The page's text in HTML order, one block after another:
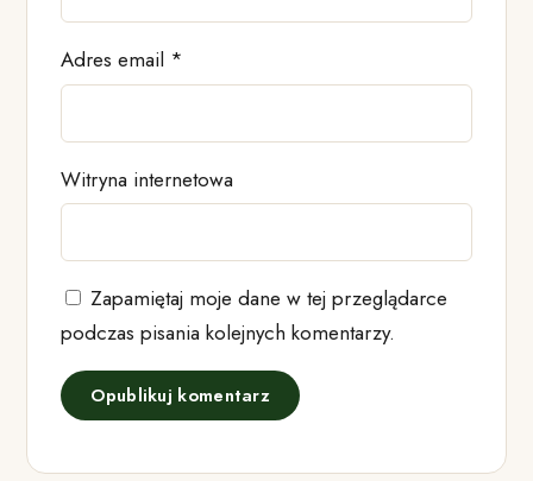
Adres email *
Witryna internetowa
Zapamiętaj moje dane w tej przeglądarce
podczas pisania kolejnych komentarzy.